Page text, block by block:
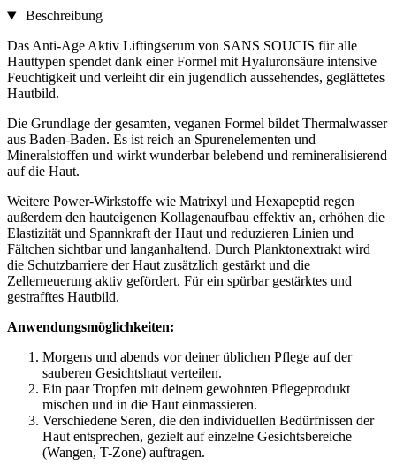
Beschreibung
Das Anti-Age Aktiv Liftingserum von SANS SOUCIS für alle
Hauttypen spendet dank einer Formel mit Hyaluronsäure intensive
Feuchtigkeit und verleiht dir ein jugendlich aussehendes, geglättetes
Hautbild.
Die Grundlage der gesamten, veganen Formel bildet Thermalwasser
aus Baden-Baden. Es ist reich an Spurenelementen und
Mineralstoffen und wirkt wunderbar belebend und remineralisierend
auf die Haut.
Weitere Power-Wirkstoffe wie Matrixyl und Hexapeptid regen
außerdem den hauteigenen Kollagenaufbau effektiv an, erhöhen die
Elastizität und Spannkraft der Haut und reduzieren Linien und
Fältchen sichtbar und langanhaltend. Durch Planktonextrakt wird
die Schutzbarriere der Haut zusätzlich gestärkt und die
Zellerneuerung aktiv gefördert. Für ein spürbar gestärktes und
gestrafftes Hautbild.
Anwendungsmöglichkeiten:
Morgens und abends vor deiner üblichen Pflege auf der
sauberen Gesichtshaut verteilen.
Ein paar Tropfen mit deinem gewohnten Pflegeprodukt
mischen und in die Haut einmassieren.
Verschiedene Seren, die den individuellen Bedürfnissen der
Haut entsprechen, gezielt auf einzelne Gesichtsbereiche
(Wangen, T-Zone) auftragen.